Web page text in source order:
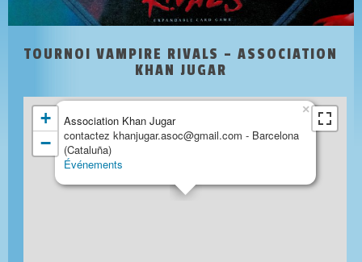
TOURNOI VAMPIRE RIVALS – ASSOCIATION
KHAN JUGAR
Association Khan Jugar
contactez khanjugar.asoc@gmail.com - Barcelona
(Cataluña)
Événements
×
+
−